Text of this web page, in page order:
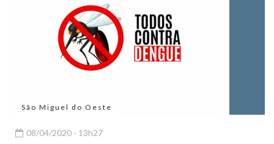
São Miguel do Oeste
08/04/2020 - 13h27